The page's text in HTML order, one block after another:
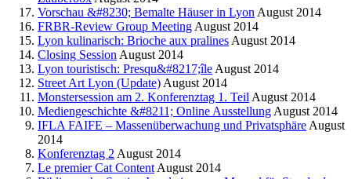
Vorschau &#8230; Bemalte Häuser in Lyon August 2014
FRBR-Review Group Meeting August 2014
Lyon kulinarisch: Brioche aux pralines August 2014
Closing Session August 2014
Lyon touristisch: Presqu&#8217;île August 2014
Street Art Lyon (Update) August 2014
Monstersession am 2. Konferenztag 1. Teil August 2014
Mediengeschichte &#8211; Online Ausstellung August 2014
IFLA FAIFE – Massenüberwachung und Privatsphäre August
2014
Konferenztag 2 August 2014
Le premier Cat Content August 2014